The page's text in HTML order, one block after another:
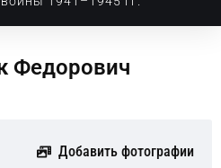
Федорович
Добавить фотографии